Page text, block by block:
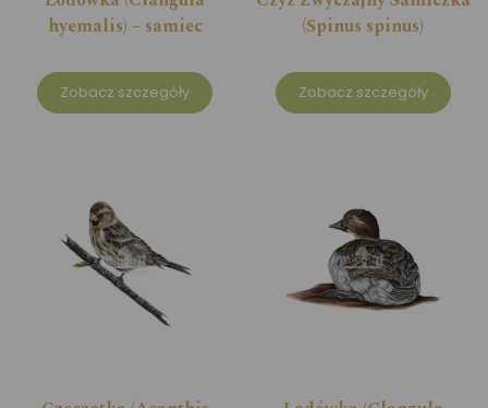
hyemalis) – samiec
Zobacz szczegóły
(Spinus spinus)
Zobacz szczegóły